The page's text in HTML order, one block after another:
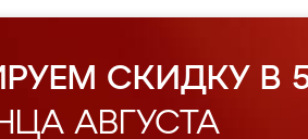
СКИДКУ В
АВГУСТА